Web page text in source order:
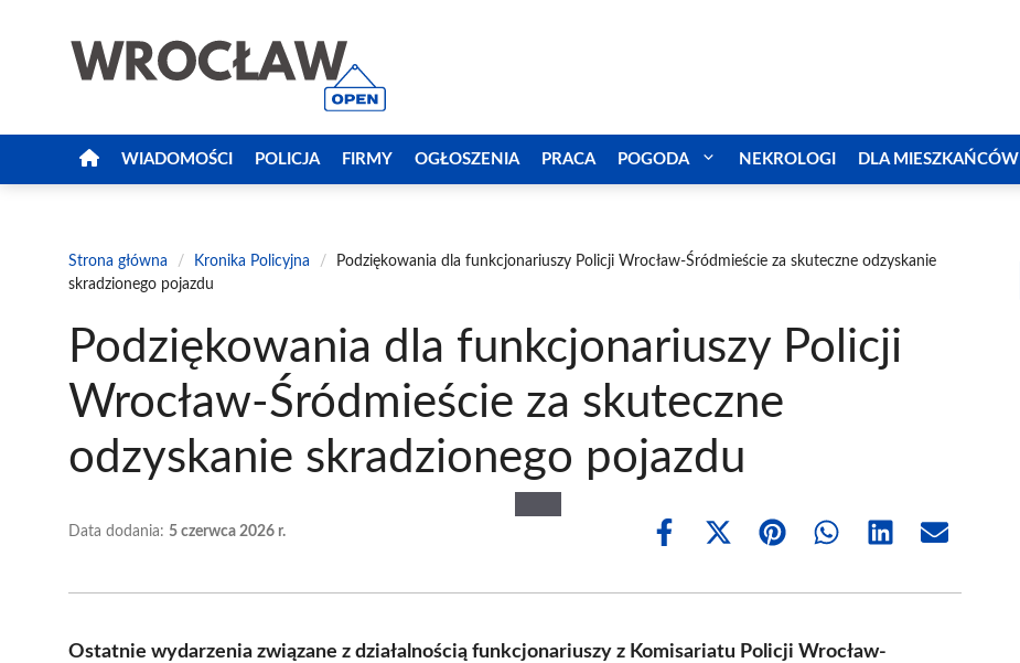
WIADOMOŚCI POLICJA FIRMY OGŁOSZENIA PRACA POGODA NEKROLOGI DLA MIESZKAŃCÓW
Strona główna / Kronika Policyjna /
Podziękowania dla funkcjonariuszy Policji Wrocław-Śródmieście za skuteczne odzyskanie
skradzionego pojazdu
Podziękowania dla funkcjonariuszy Policji
Wrocław-Śródmieście za skuteczne
odzyskanie skradzionego pojazdu
Data dodania: 5 czerwca 2026 r.
Share
Share
(Twitter)
Share Share Share Share
Ostatnie wydarzenia związane z działalnością funkcjonariuszy z Komisariatu Policji Wrocław-